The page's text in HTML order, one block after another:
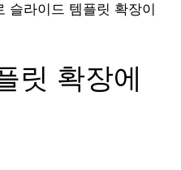
슬라이드 템플릿 확장이
릿 확장에